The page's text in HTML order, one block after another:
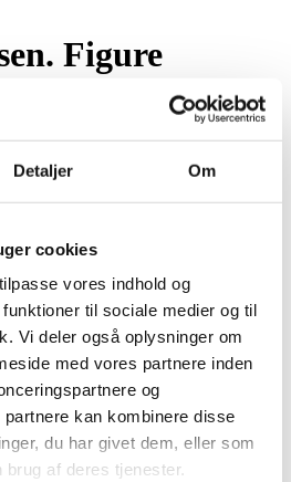
Detaljer Om
cookies
vores indhold og
til sociale medier og til
Vi deler også oplysninger om
med vores partnere inden
og
kan kombinere disse
du har givet dem, eller som
af deres tjenester.
Figure
ITEM NUMBER